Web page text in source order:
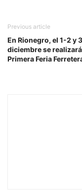
Previous article
En Rionegro, el 1-2 y
diciembre se
Primera Feria